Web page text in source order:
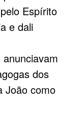
Espírito
e dali
dos
João como